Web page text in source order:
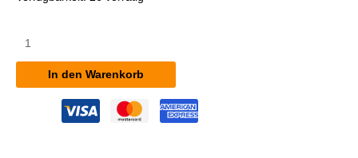
Varios
Green
In den Warenkorb